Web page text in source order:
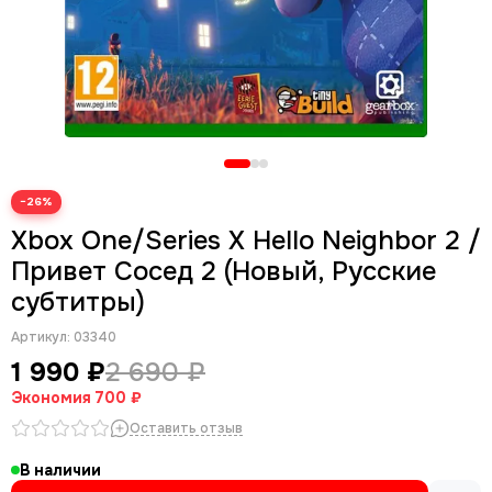
−26%
Xbox One/Series X Hello Neighbor 2 /
Привет Сосед 2 (Новый, Русские
субтитры)
Артикул: 03340
1 990 ₽2 690 ₽
Экономия 700 ₽
Оставить отзыв
В наличии